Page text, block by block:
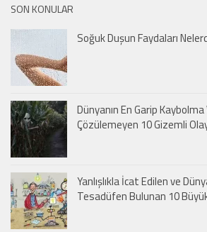
SON KONULAR
Soğuk Duşun Faydaları
Dünyanın En Garip Kaybolma
Çözülemeyen 10 Gizemli
Yanlışlıkla İcat Edilen ve
Tesadüfen Bulunan 10